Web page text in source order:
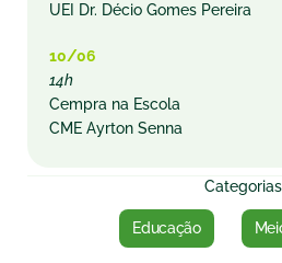
UEI Dr. Décio Gomes Pereira
10/06
14h
Cempra na Escola
CME Ayrton Senna
Educação